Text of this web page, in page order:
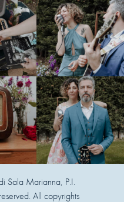
Sala Marianna, P.I.
All copyrights